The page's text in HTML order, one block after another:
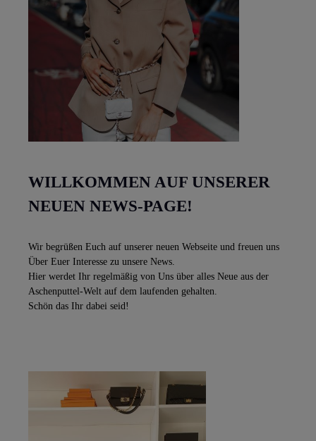
WILLKOMMEN AUF UNSERER
NEUEN NEWS-PAGE!
Wir begrüßen Euch auf unserer neuen Webseite und freuen uns
Über Euer Interesse zu unsere News.
Hier werdet Ihr regelmäßig von Uns über alles Neue aus der
Aschenputtel-Welt auf dem laufenden gehalten.
Schön das Ihr dabei seid!